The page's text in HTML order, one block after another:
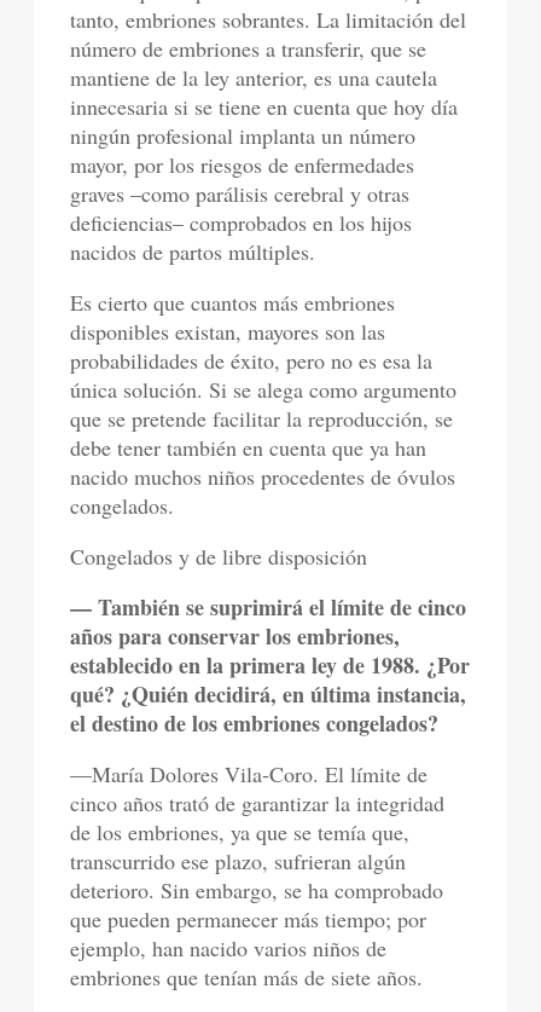
tanto, embriones sobrantes. La limitación del
número de embriones a transferir, que se
mantiene de la ley anterior, es una cautela
innecesaria si se tiene en cuenta que hoy día
ningún profesional implanta un número
mayor, por los riesgos de enfermedades
graves –como parálisis cerebral y otras
deficiencias– comprobados en los hijos
nacidos de partos múltiples.
Es cierto que cuantos más embriones
disponibles existan, mayores son las
probabilidades de éxito, pero no es esa la
única solución. Si se alega como argumento
que se pretende facilitar la reproducción, se
debe tener también en cuenta que ya han
nacido muchos niños procedentes de óvulos
congelados.
Congelados y de libre disposición
— También se suprimirá el límite de cinco
años para conservar los embriones,
establecido en la primera ley de 1988. ¿Por
qué? ¿Quién decidirá, en última instancia,
el destino de los embriones congelados?
—María Dolores Vila-Coro. El límite de
cinco años trató de garantizar la integridad
de los embriones, ya que se temía que,
transcurrido ese plazo, sufrieran algún
deterioro. Sin embargo, se ha comprobado
que pueden permanecer más tiempo; por
ejemplo, han nacido varios niños de
embriones que tenían más de siete años.